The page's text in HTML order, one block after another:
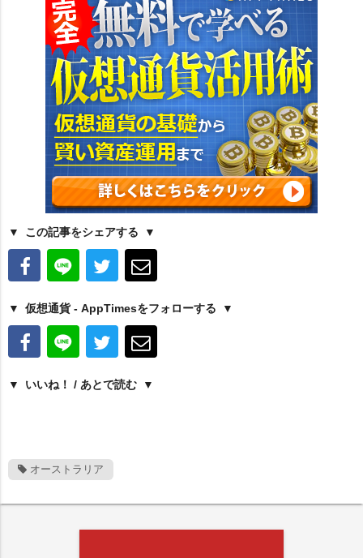
この記事をシェアする
仮想通貨 - AppTimesをフォローする
いいね！ / あとで読む
オーストラリア